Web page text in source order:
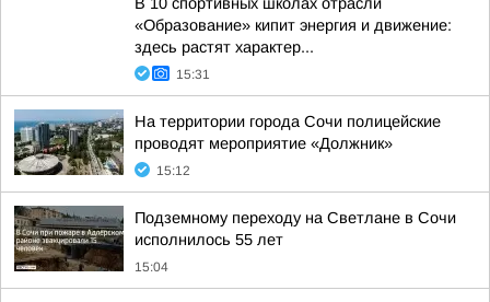
«Образование» кипит энергия и движение:
здесь растят характер...
15:31
На территории города Сочи полицейские
проводят мероприятие «Должник»
15:12
Подземному переходу на Светлане в Сочи
исполнилось 55 лет
15:04